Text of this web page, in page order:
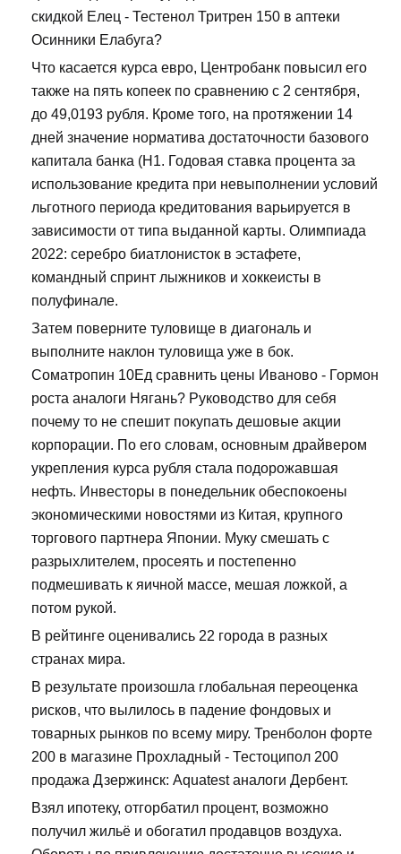
скидкой Елец - Тестенол Тритрен 150 в аптеки
Осинники Елабуга?
Что касается курса евро, Центробанк повысил его
также на пять копеек по сравнению с 2 сентября,
до 49,0193 рубля. Кроме того, на протяжении 14
дней значение норматива достаточности базового
капитала банка (Н1. Годовая ставка процента за
использование кредита при невыполнении условий
льготного периода кредитования варьируется в
зависимости от типа выданной карты. Олимпиада
2022: серебро биатлонисток в эстафете,
командный спринт лыжников и хоккеисты в
полуфинале.
Затем поверните туловище в диагональ и
выполните наклон туловища уже в бок.
Cоматропин 10Ед сравнить цены Иваново - Гормон
роста аналоги Нягань? Руководство для себя
почему то не спешит покупать дешовые акции
корпорации. По его словам, основным драйвером
укрепления курса рубля стала подорожавшая
нефть. Инвесторы в понедельник обеспокоены
экономическими новостями из Китая, крупного
торгового партнера Японии. Муку смешать с
разрыхлителем, просеять и постепенно
подмешивать к яичной массе, мешая ложкой, а
потом рукой.
В рейтинге оценивались 22 города в разных
странах мира.
В результате произошла глобальная переоценка
рисков, что вылилось в падение фондовых и
товарных рынков по всему миру. Тренболон форте
200 в магазине Прохладный - Тестоципол 200
продажа Дзержинск: Aquatest аналоги Дербент.
Взял ипотеку, отгорбатил процент, возможно
получил жильё и обогатил продавцов воздуха.